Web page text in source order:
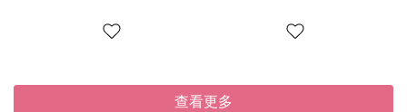
查看更多